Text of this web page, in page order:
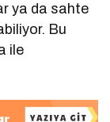
ya da sahte
Bu
ile